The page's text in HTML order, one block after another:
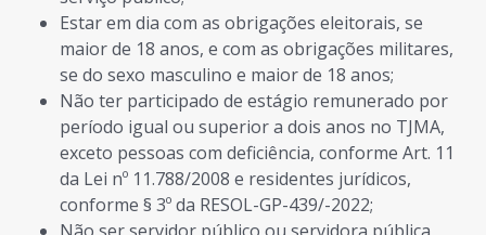
Estar em dia com as obrigações eleitorais, se
maior de 18 anos, e com as obrigações militares,
se do sexo masculino e maior de 18 anos;
Não ter participado de estágio remunerado por
período igual ou superior a dois anos no TJMA,
exceto pessoas com deficiência, conforme Art. 11
da Lei nº 11.788/2008 e residentes jurídicos,
conforme § 3º da RESOL-GP-439/-2022;
Não ser servidor público ou servidora pública